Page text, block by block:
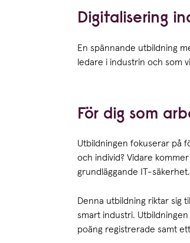
Digitalisering
En spännande utbildning
ledare i industrin och som
För dig som
Utbildningen fokuserar på
och individ? Vidare
grundläggande IT-säkerhet.
Denna utbildning riktar sig
smart industri.
poäng registrerade samt